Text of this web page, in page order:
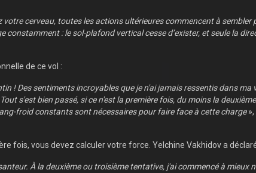
cerveau, toutes les actions ultérieures commencent à
constamment : le sol-plafond vertical cesse d’exister, et seule la
de ce vol :
! Des sentiments incroyables que je n'ai jamais ressentis dans ma
s'est bien passé, si ce n'est la première fois, du moins la
froid constants sont nécessaires pour faire face à cette charge»,
fois, vous devez calculer votre force. Yelchine Vakhidov a
À la deuxième ou troisième tentative, j'ai commencé à mieux